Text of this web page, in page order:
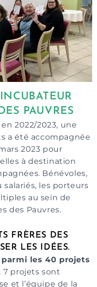
PAUVRES
2022/2023, une
a été accompagnée
2023 pour
à destination
Bénévoles,
les porteurs
au sein de
des Pauvres.
FRÈRES DES
LES IDÉES.
parmi les 40 projets
7 projets sont
et l’équipe de la